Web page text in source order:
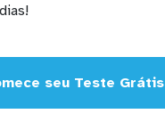
seu Teste Grátis